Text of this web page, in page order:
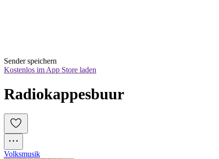
Sender speichern
Kostenlos im App Store laden
Radiokappesbuur
Volksmusik